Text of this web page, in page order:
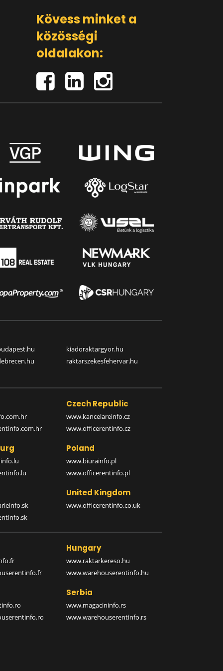
Kövess minket a
közösségi
oldalakon:
kiadoraktargyor.hu
raktarszekesfehervar.hu
Czech Republic
www.kancelareinfo.cz
www.officerentinfo.cz
Poland
www.biurainfo.pl
www.officerentinfo.pl
United Kingdom
www.officerentinfo.co.uk
Hungary
www.raktarkereso.hu
www.warehouserentinfo.hu
Serbia
www.magacininfo.rs
www.warehouserentinfo.rs